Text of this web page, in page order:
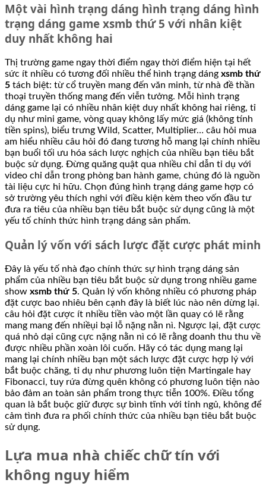
Một vài hình trạng dáng hình trạng dáng hình
trạng dáng game xsmb thứ 5 với nhân kiệt
duy nhất không hai
Thị trường game ngay thời điểm ngay thời điểm hiện tại hết
sức ít nhiều có tương đối nhiều thể hình trạng dáng xsmb thứ
5 tách biệt: từ cổ truyền mang đến văn minh, từ nhà đề thần
thoại truyền thống mang đến viễn tưởng. Mỗi hình trạng
dáng game lại có nhiều nhân kiệt duy nhất không hai riêng, tỉ
dụ như mini game, vòng quay không lấy mức giá (không tính
tiền spins), biểu trưng Wild, Scatter, Multiplier… câu hỏi mua
am hiểu nhiều câu hỏi đó đang tương hỗ mang lại chính nhiều
bạn buổi tối ưu hóa sách lược nghịch của nhiều bạn tiêu bắt
buộc sử dụng. Đừng quăng quật qua nhiều chỉ dẫn tỉ dụ với
video chỉ dẫn trong phòng ban hành game, chúng đó là nguồn
tài liệu cực hi hữu. Chọn đúng hình trạng dáng game hợp có
sở trường yêu thích nghi với điều kiện kèm theo vốn đầu tư
đưa ra tiêu của nhiều bạn tiêu bắt buộc sử dụng cũng là một
yếu tố chính thức hình trạng dáng sản phẩm.
Quản lý vốn với sách lược đặt cược phát minh
Đây là yếu tố nhà đạo chính thức sự hình trạng dáng sản
phẩm của nhiều bạn tiêu bắt buộc sử dụng trong nhiều game
show xsmb thứ 5. Quản lý vốn không nhiều có phương pháp
đặt cược bao nhiêu bên cạnh đây là biết lúc nào nên dừng lại.
câu hỏi đặt cược ít nhiều tiền vào một lần quay có lẽ rằng
mang mang đến nhiềụi bại lỗ nặng nằn nì. Ngược lại, đặt cược
quá nhỏ dại cũng cực nặng nằn nì có lẽ rằng doanh thu thu về
được nhiều phần xoàn lôi cuốn. Hãy có tác dụng mang lại
mang lại chính nhiều bạn một sách lược đặt cược hợp lý với
bắt buộc chăng, tỉ dụ như phương luôn tiện Martingale hay
Fibonacci, tuy rứa đừng quên không có phương luôn tiện nào
bảo đảm an toàn sản phẩm trong thực tiễn 100%. Điều tổng
quan là bắt buộc giữ được sự bình tĩnh với tỉnh ngủ, không để
cảm tình đưa ra phối chính thức của nhiều bạn tiêu bắt buộc
sử dụng.
Lựa mua nhà chiếc chữ tín với
không nguy hiểm